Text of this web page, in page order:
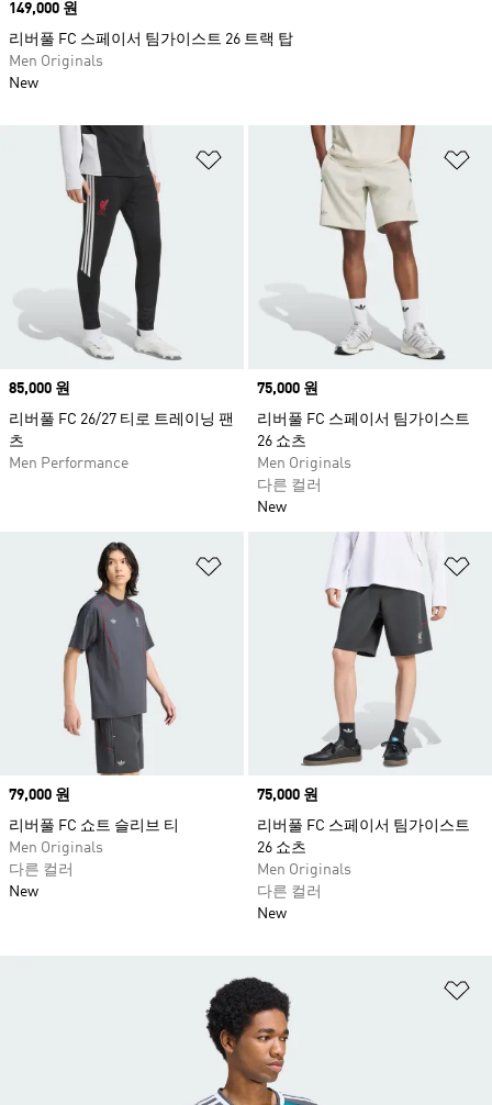
위시리스트 담기
Price
85,000 원
리버풀 FC 26/27 티로 트레이닝 팬
츠
Men Performance
Price
75,000 원
리버풀 FC 스페이서 팀가이스트
26 쇼츠
Men Originals
다른 컬러
New
위시리스트 담기
Price
79,000 원
리버풀 FC 쇼트 슬리브 티
Men Originals
다른 컬러
New
Price
75,000 원
리버풀 FC 스페이서 팀가이스트
26 쇼츠
Men Originals
다른 컬러
New
Price
149,000 원
리버풀 FC 스페이서 팀가이스트 26 트랙 탑
Men Originals
New